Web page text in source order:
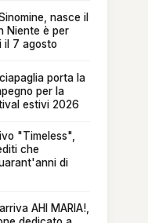
nasce il
Niente è per
il 7 agosto
porta la
per la
estivi 2026
"Timeless",
che
di
AHI MARIA!,